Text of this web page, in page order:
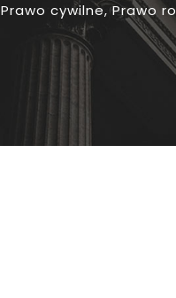
Prawo cywilne, Prawo